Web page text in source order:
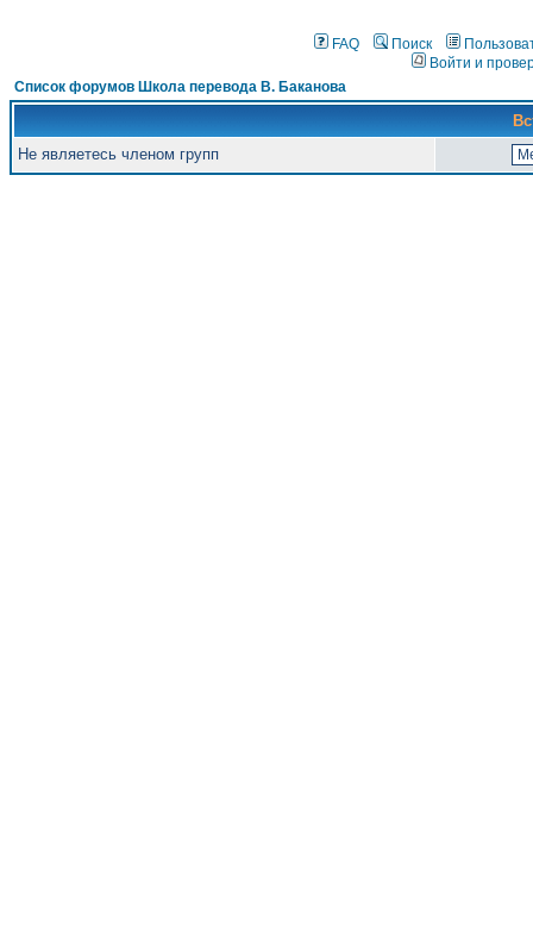
FAQ Поиск
Войти и
Список форумов Школа перевода В. Баканова
Не являетесь членом групп